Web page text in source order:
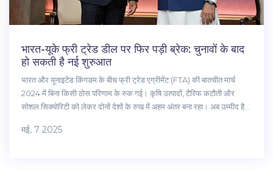
भारत-यूके फ्री ट्रेड डील पर फिर पड़ी ब्रेक: चुनावों के बाद
हो सकती है नई शुरुआत
भारत और यूनाइटेड किंगडम के बीच फ्री ट्रेड एग्रीमेंट (FTA) की बातचीत मार्च
2024 में बिना किसी ठोस परिणाम के रुक गई। कृषि उत्पादों, टैरिफ कटौती और
सोशल सिक्योरिटी को लेकर दोनों देशों के रुख में अहम अंतर बना रहा। अब उम्मीद है
मई, 7 2025